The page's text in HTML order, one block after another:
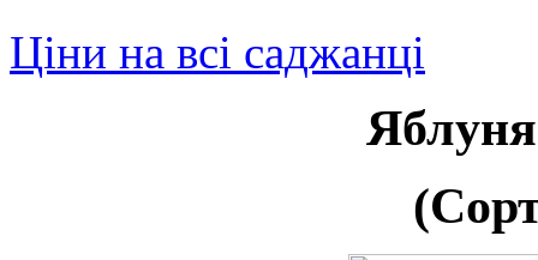
Ціни на всі саджанці